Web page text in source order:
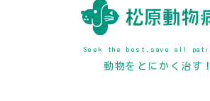
Seek the best,save all
動物をとにかく治す！